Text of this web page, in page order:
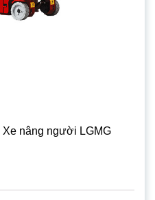
Xe nâng người LGMG